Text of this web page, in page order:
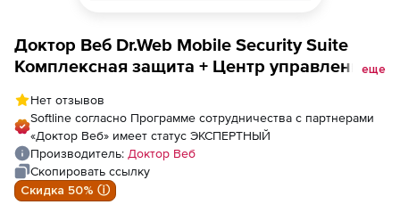
Доктор Веб Dr.Web Mobile Security Suite
Комплексная защита + Центр управленияеще
Нет отзывов
Softline согласно Программе сотрудничества с партнерами
«Доктор Веб» имеет статус ЭКСПЕРТНЫЙ
Производитель: Доктор Веб
Скопировать ссылку
Скидка 50% ⓘ